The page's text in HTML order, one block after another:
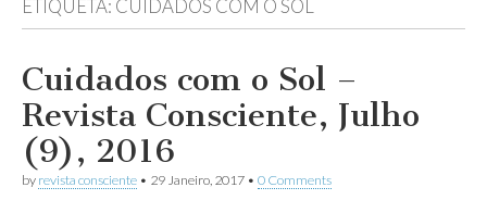
ETIQUETA: CUIDADOS COM O SOL
Cuidados com o Sol –
Revista Consciente, Julho
(9), 2016
by revista consciente • 29 Janeiro, 2017 • 0 Comments